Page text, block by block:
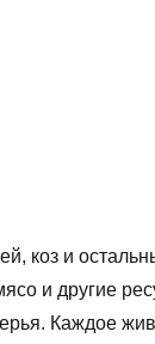
коз и
и другие
Каждое